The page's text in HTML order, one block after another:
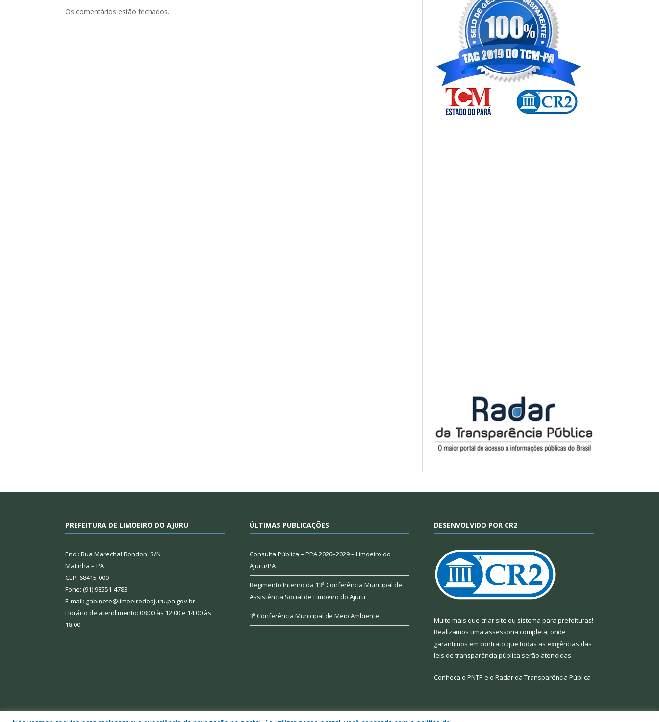
Os comentários estão fechados.
PREFEITURA DE LIMOEIRO DO AJURU
End.: Rua Marechal Rondon, S/N
Matinha – PA
CEP: 68415-000
Fone: (91) 98551-4783
E-mail: gabinete@limoeirodoajuru.pa.gov.br
Horário de atendimento: 08:00 às 12:00 e 14:00 às
18:00
ÚLTIMAS PUBLICAÇÕES
Consulta Pública – PPA 2026–2029 – Limoeiro do
Ajuru/PA
Regimento Interno da 13ª Conferência Municipal de
Assistência Social de Limoeiro do Ajuru
3ª Conferência Municipal de Meio Ambiente
DESENVOLVIDO POR CR2
Muito mais que criar site ou sistema para prefeituras!
Realizamos uma assessoria completa, onde
garantimos em contrato que todas as exigências das
leis de transparência pública serão atendidas.
Conheça o PNTP e o Radar da Transparência Pública